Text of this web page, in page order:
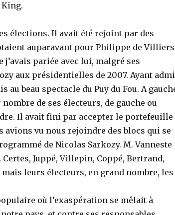
King.
élections. Il avait été rejoint par des
auparavant pour Philippe de
pariée avec lui, malgré ses
aux présidentielles de 2007. Ayant
beau spectacle du Puy du Fou. A
de ses électeurs, de gauche ou
Il avait fini par accepter le portefeuille
avions vu nous rejoindre des blocs qui se
de Nicolas Sarkozy. M. Vanneste
Juppé, Villepin, Coppé, Bertrand,
leurs électeurs, en grand nombre, les
où l’exaspération se mêlait à